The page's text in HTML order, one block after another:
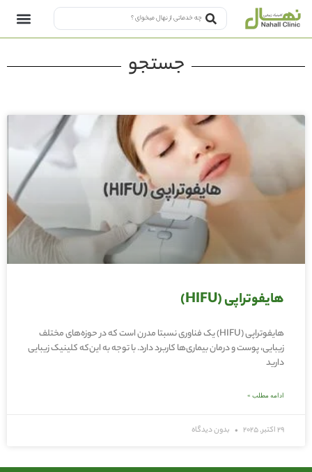
جستجو
هایفوتراپی (HIFU)
هایفوتراپی (HIFU) یک فناوری نسبتا مدرن است که در حوزه‌های مختلف
زیبایی، پوست و درمان بیماری‌ها کاربرد دارد. با توجه به این‌که کلینیک زیبایی
دارید
ادامه مطلب »
29 اکتبر, 2025 بدون دیدگاه